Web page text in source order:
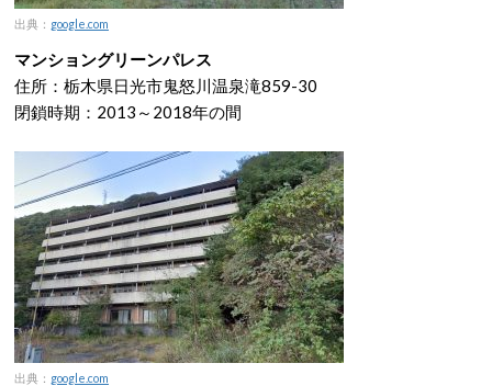
出典： google.com
マンショングリーンパレス
住所：栃木県日光市鬼怒川温泉滝859-30
閉鎖時期：2013～2018年の間
出典： google.com